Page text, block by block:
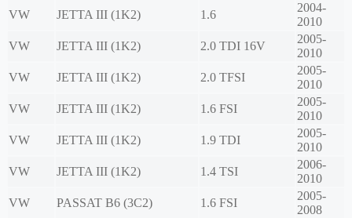
VW
JETTA III (1K2) 1.6
2004-
2010
VW
JETTA III (1K2) 2.0 TDI 16V
2005-
2010
VW
JETTA III (1K2) 2.0 TFSI
2005-
2010
VW
JETTA III (1K2) 1.6 FSI
2005-
2010
VW
JETTA III (1K2) 1.9 TDI
2005-
2010
VW
JETTA III (1K2) 1.4 TSI
2006-
2010
VW
PASSAT B6 (3C2) 1.6 FSI
2005-
2008